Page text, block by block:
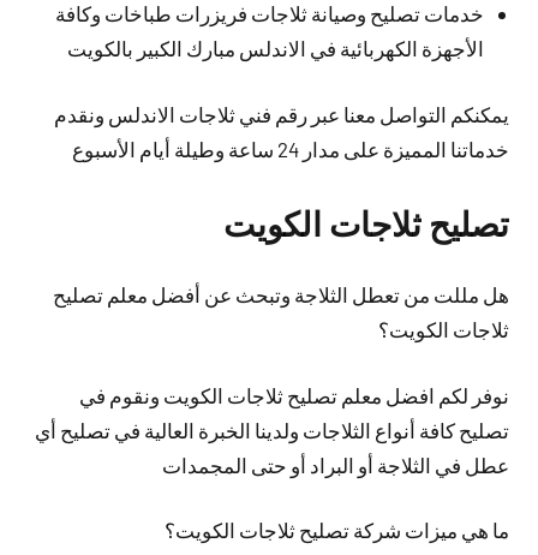
خدمات تصليح وصيانة ثلاجات فريزرات طباخات وكافة
الأجهزة الكهربائية في الاندلس مبارك الكبير بالكويت
يمكنكم التواصل معنا عبر رقم فني ثلاجات الاندلس ونقدم
خدماتنا المميزة على مدار 24 ساعة وطيلة أيام الأسبوع
تصليح ثلاجات الكويت
هل مللت من تعطل الثلاجة وتبحث عن أفضل معلم تصليح
ثلاجات الكويت؟
نوفر لكم افضل معلم تصليح ثلاجات الكويت ونقوم في
تصليح كافة أنواع الثلاجات ولدينا الخبرة العالية في تصليح أي
عطل في الثلاجة أو البراد أو حتى المجمدات
ما هي ميزات شركة تصليح ثلاجات الكويت؟